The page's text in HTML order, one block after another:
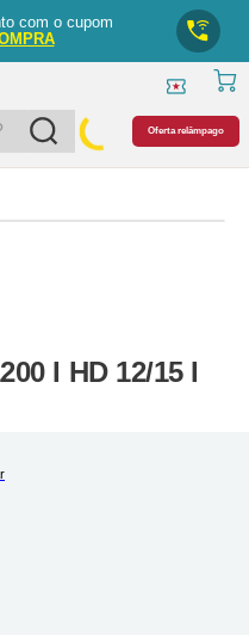
com o cupom
Oferta relâmpago
I HD 12/15 I